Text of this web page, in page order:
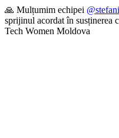
🙏 Mulțumim echipei
sprijinul acordat în susținerea
Tech Women Moldova